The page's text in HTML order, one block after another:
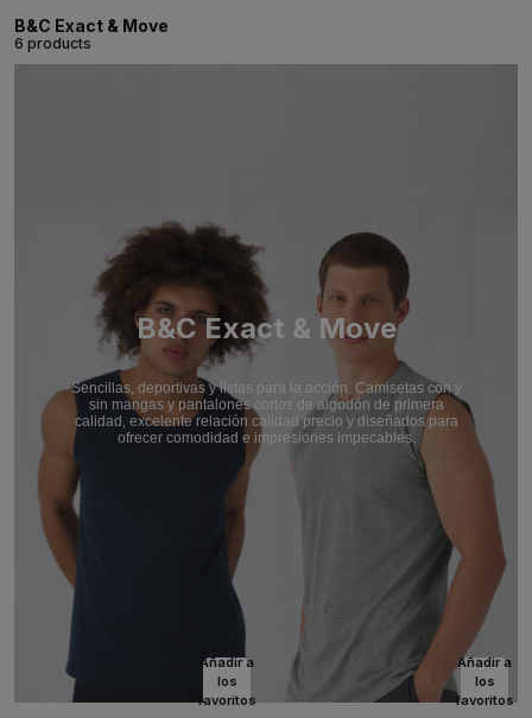
B&C Exact & Move
6 products
B&C Exact & Move
Sencillas, deportivas y listas para la acción. Camisetas con y
sin mangas y pantalones cortos de algodón de primera
calidad, excelente relación calidad precio y diseñados para
ofrecer comodidad e impresiones impecables.
Añadir a
los
favoritos
Añadir a
los
favoritos